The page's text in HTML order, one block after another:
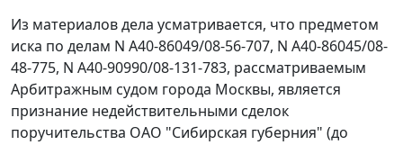
Из материалов дела усматривается, что предметом
иска по делам N А40-86049/08-56-707, N А40-86045/08-
48-775, N А40-90990/08-131-783, рассматриваемым
Арбитражным судом города Москвы, является
признание недействительными сделок
поручительства ОАО "Сибирская губерния" (до